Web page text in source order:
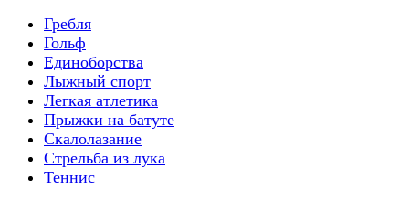
Гребля
Гольф
Единоборства
Лыжный спорт
Легкая атлетика
Прыжки на батуте
Скалолазание
Стрельба из лука
Теннис